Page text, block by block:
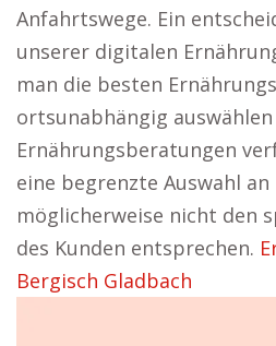
Anfahrtswege. Ein
unserer digitalen
man die besten
ortsunabhängig
Ernährungsberatungen
eine begrenzte Auswahl
möglicherweise nicht den
des Kunden entsprechen.
Bergisch Gladbach